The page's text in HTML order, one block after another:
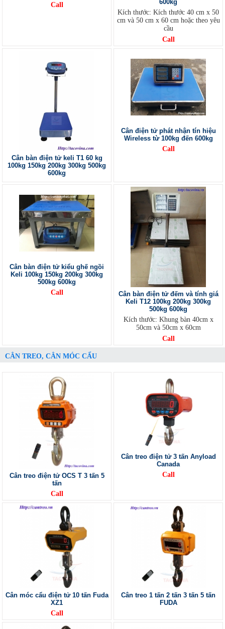
Call
600kg
Kích thước: Kích thước 40 cm x 50
cm và 50 cm x 60 cm hoặc theo yêu
cầu
Call
Cân bàn điện tử keli T1 60 kg
100kg 150kg 200kg 300kg 500kg
600kg
Cân điện tử phát nhận tín hiệu
Wireless từ 100kg đến 600kg
Call
Cân bàn điện tử kiểu ghế ngồi
Keli 100kg 150kg 200kg 300kg
500kg 600kg
Call
Cân bàn điện tử đếm và tính giá
Keli T12 100kg 200kg 300kg
500kg 600kg
Kích thước: Khung bàn 40cm x
50cm và 50cm x 60cm
Call
CÂN TREO, CÂN MÓC CẨU
Cân treo điện tử OCS T 3 tấn 5
tấn
Call
Cân treo điện tử 3 tấn Anyload
Canada
Call
Cân móc cẩu điện tử 10 tấn Fuda
XZ1
Call
Cân treo 1 tấn 2 tấn 3 tấn 5 tấn
FUDA